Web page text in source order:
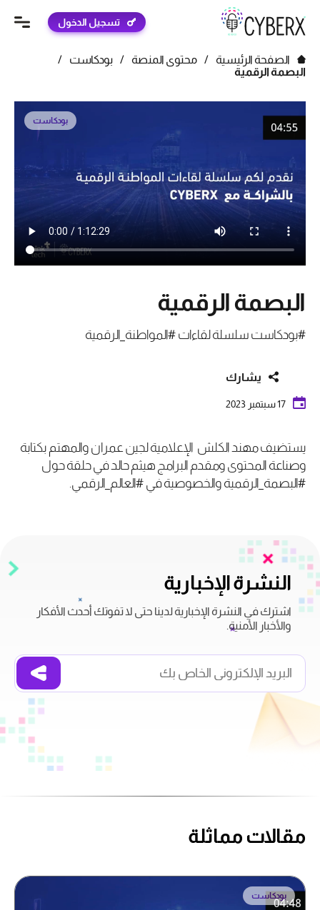
تسجيل الدخول
الصفحة الرئيسية / محتوى المنصة / بودكاست
/
البصمة الرقمية
بودكاست
البصمة الرقمية
#بودكاست سلسلة لقاءات #المواطنة_الرقمية
يشارك
17 سبتمبر 2023
يستضيف مهند الكلش الإعلامية لجين عمران والمهتم بكتابة
وصناعة المحتوى ومقدم البرامج هيثم حالد في حلقة حول
#البصمة_الرقمية والخصوصية في #العالم_الرقمي.
النشرة الإخبارية
اشترك في النشرة الإخبارية لدينا حتى لا تفوتك أحدث الأفكار
والأخبار الأمنية.
مقالات مماثلة
بودكاست